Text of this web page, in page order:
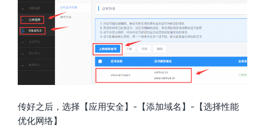
传好之后，选择【应用安全】-【添加域名】-【选择性能
优化网络】